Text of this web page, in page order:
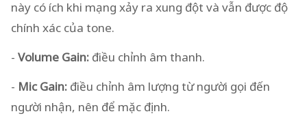
này có ích khi mạng xảy ra xung đột và vẫn được độ
chính xác của tone.
- Volume Gain: điều chỉnh âm thanh.
- Mic Gain: điều chỉnh âm lượng từ người gọi đến
người nhận, nên để mặc định.